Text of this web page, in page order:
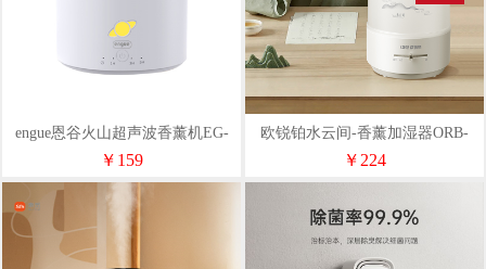
engue恩谷火山超声波香薰机EG-
023
￥159
欧锐铂水云间-香薰加湿器ORB-
1800
￥224